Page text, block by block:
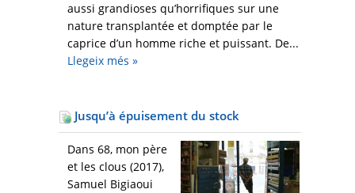
aussi grandioses qu’horrifiques sur une
nature transplantée et domptée par le
caprice d’un homme riche et puissant. De...
Llegeix més »
Jusqu’à épuisement du stock
Dans 68, mon père
et les clous (2017),
Samuel Bigiaoui